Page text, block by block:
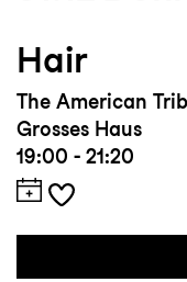
Hair
The American
Grosses Haus
19:00 - 21:20